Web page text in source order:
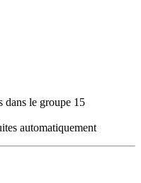
dans le groupe 15
automatiquement